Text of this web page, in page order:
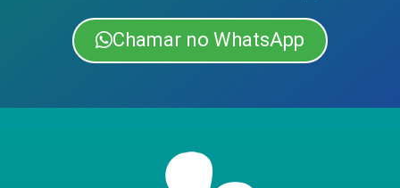
Chamar no WhatsApp